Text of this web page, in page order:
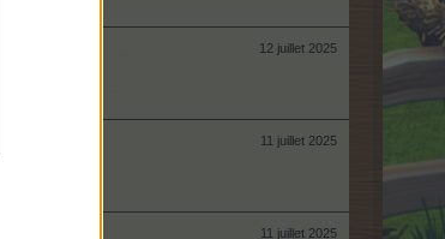
12 juillet 2025
11 juillet 2025
11 juillet 2025